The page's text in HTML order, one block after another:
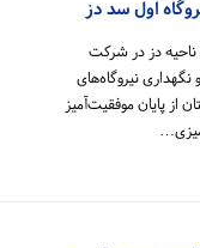
اول سد دز
دز در شرکت
نیروگاه‌های
پایان موفقیت‌آمیز